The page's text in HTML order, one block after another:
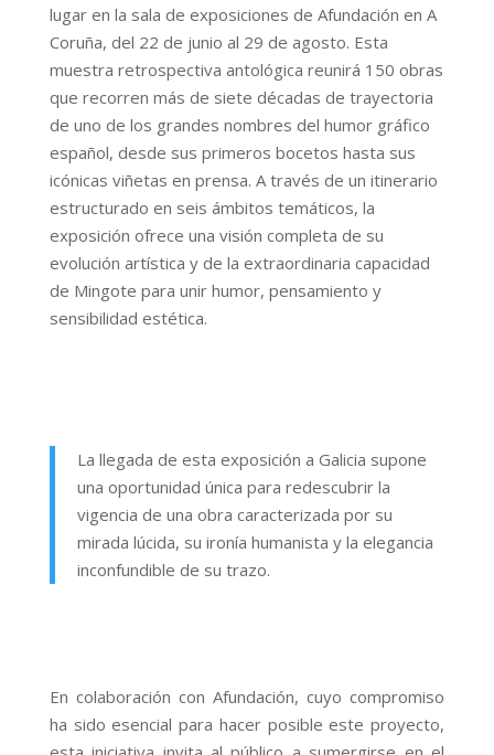
lugar en la sala de exposiciones de Afundación en A
Coruña, del 22 de junio al 29 de agosto. Esta
muestra retrospectiva antológica reunirá 150 obras
que recorren más de siete décadas de trayectoria
de uno de los grandes nombres del humor gráfico
español, desde sus primeros bocetos hasta sus
icónicas viñetas en prensa. A través de un itinerario
estructurado en seis ámbitos temáticos, la
exposición ofrece una visión completa de su
evolución artística y de la extraordinaria capacidad
de Mingote para unir humor, pensamiento y
sensibilidad estética.
La llegada de esta exposición a Galicia supone
una oportunidad única para redescubrir la
vigencia de una obra caracterizada por su
mirada lúcida, su ironía humanista y la elegancia
inconfundible de su trazo.
En colaboración con Afundación, cuyo compromiso
ha sido esencial para hacer posible este proyecto,